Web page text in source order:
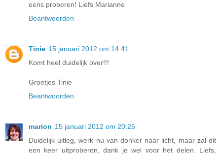
eens proberen! Liefs Marianne
Beantwoorden
Tinie 15 januari 2012 om 14:41
Komt heel duidelijk over!!!
Groetjes Tinie
Beantwoorden
marion 15 januari 2012 om 20:25
Duidelijk uitleg, werk nu van donker naar licht, maar zal dit
een keer uitproberen, dank je wel voor het delen. Liefs,